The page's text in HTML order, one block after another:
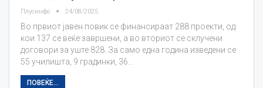
Плусинфо 24/08/2025
Во првиот јавен повик се финансираат 288 проекти, од
кои 137 се веќе завршени, а во вториот се склучени
договори за уште 828. За само една година изведени се
55 училишта, 9 градинки, 36…
ПОВЕЌЕ...